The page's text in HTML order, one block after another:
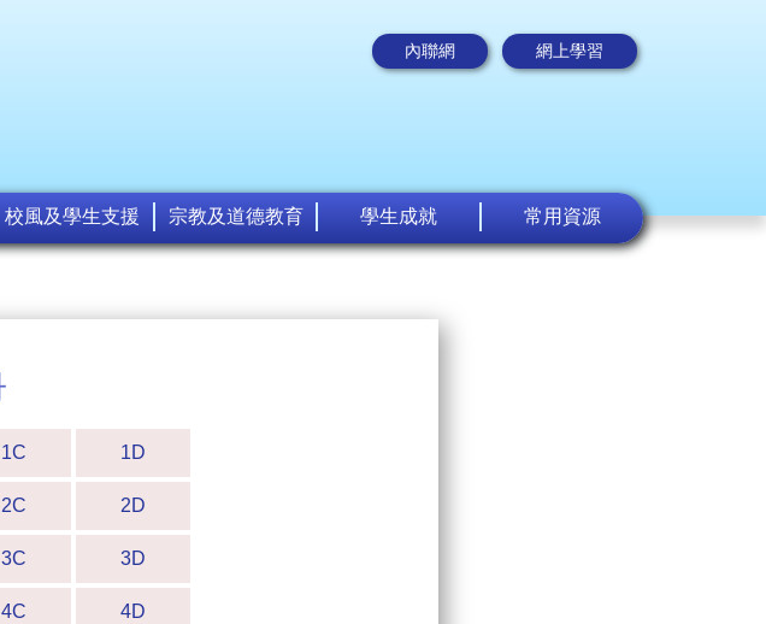
內聯網 網上學習
校風及學生支援 宗教及道德教育 學生成就 常用資源
1C 1D
2C 2D
3C 3D
4C 4D